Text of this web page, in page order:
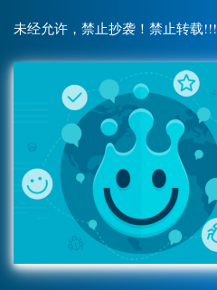
未经允许，禁止抄袭！禁止转载!!!